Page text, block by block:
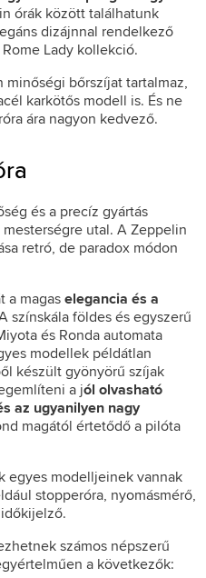
órák között találhatunk
dizájnnal rendelkező
Lady kollekció.
bőrszíjat tartalmaz,
karkötős modell is. És ne
ára nagyon kedvező.
és a precíz gyártás
utal. A Zeppelin
retró, de paradox módon
a magaselegancia és a
színskála földes és egyszerű
és Ronda automata
modellek példátlan
készült gyönyörű szíjak
a jól olvasható
az ugyanilyen nagy
magától értetődő a pilóta
egyes modelljeinek vannak
stopperóra, nyomásmérő,
számos népszerű
a következők: